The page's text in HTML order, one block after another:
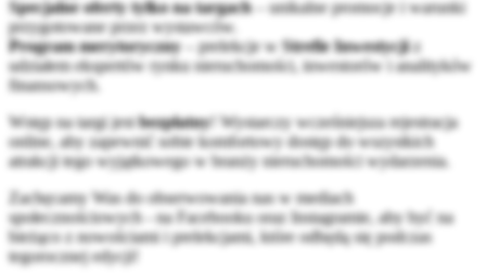
Specjalne oferty tylko na targach– unikalne promocje i warunki
przygotowane przez wystawców.
Program merytoryczny– prelekcje w Strefie Inwestycjiz
udziałem ekspertów rynku nieruchomości, inwestorów i analityków
finansowych.
Wstęp na targi jestbezpłatny! Wystarczy wcześniejsza rejestracja
online, aby zapewnić sobie komfortowy dostęp do wszystkich
atrakcji tego wyjątkowego w branży nieruchomości wydarzenia.
Zachęcamy Was do obserwowania nas w mediach
społecznościowych - na Facebooku oraz Instagramie, aby być na
bieżąco z nowościami i prelekcjami, które odbędą się podczas
tegorocznej edycji!